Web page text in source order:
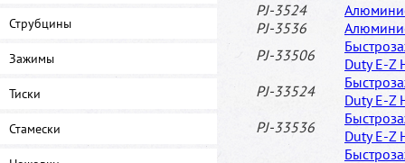
Струбцины
Зажимы
Тиски
Стамески
PJ-3524
PJ-3536
PJ-33506
Duty E-Z
PJ-33524
Duty E-Z
PJ-33536
Duty E-Z